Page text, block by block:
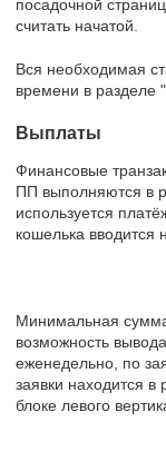
посадочной
считать начатой.
Вся необходимая
времени в разделе
Выплаты
Финансовые
ПП выполняются в
используется
кошелька вводится
Минимальная
возможность
еженедельно, по
заявки находится в
блоке левого